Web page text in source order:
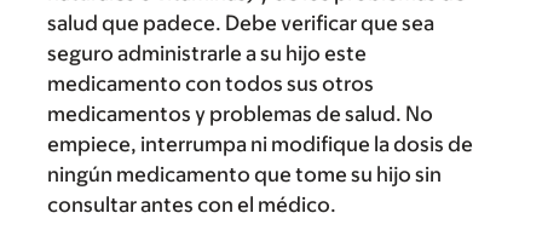
salud que padece. Debe verificar que sea
seguro administrarle a su hijo este
medicamento con todos sus otros
medicamentos y problemas de salud. No
empiece, interrumpa ni modifique la dosis de
ningún medicamento que tome su hijo sin
consultar antes con el médico.